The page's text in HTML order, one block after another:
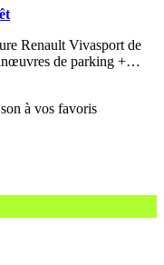
Renault Vivasport de
de parking +…